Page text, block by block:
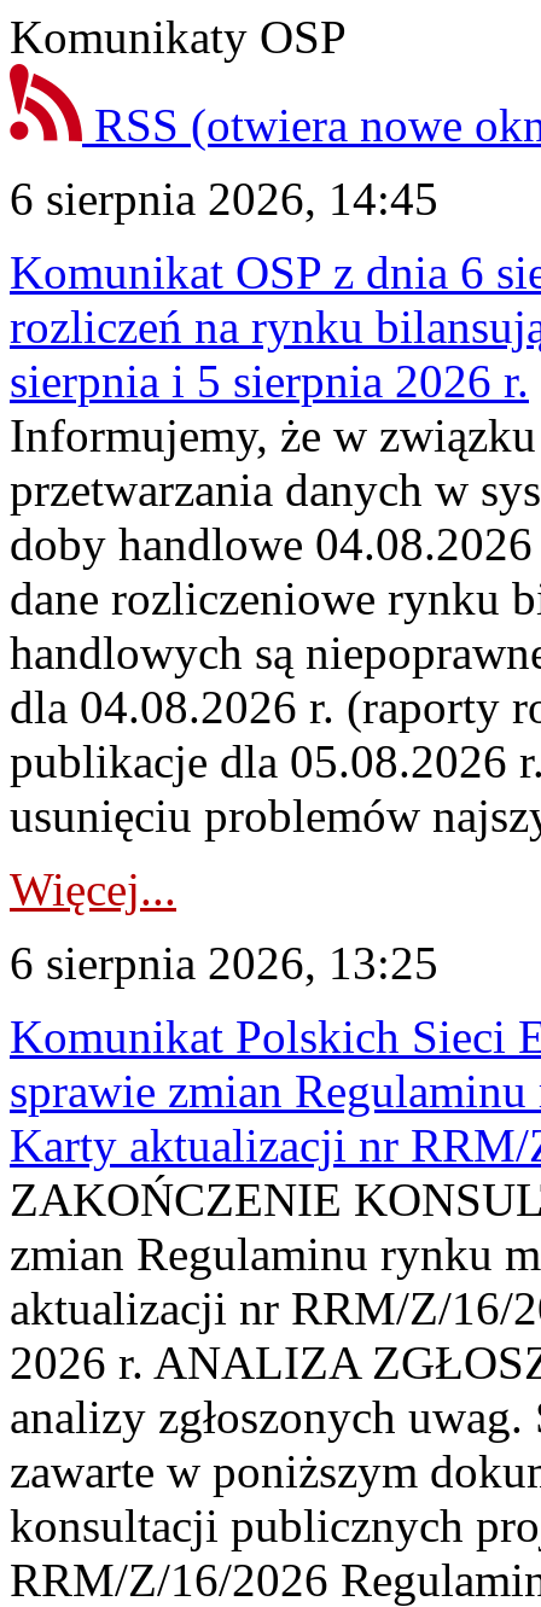
Komunikaty OSP
RSS (otwiera nowe
6 sierpnia 2026, 14:45
Komunikat OSP z dnia 6
rozliczeń na rynku
sierpnia i 5 sierpnia 2026 r.
Informujemy, że w
przetwarzania danych w
doby handlowe
dane rozliczeniowe rynku
handlowych są
dla 04.08.2026 r. (raporty
publikacje dla 05.08.2026
usunięciu problemów
Więcej...
6 sierpnia 2026, 13:25
Komunikat Polskich Sieci
sprawie zmian
Karty aktualizacji nr
ZAKOŃCZENIE
zmian Regulaminu rynku
aktualizacji nr RRM/Z/16/
2026 r. ANALIZA
analizy zgłoszonych
zawarte w poniższym
konsultacji publicznych
RRM/Z/16/2026